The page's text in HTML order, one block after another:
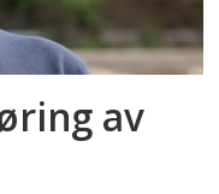
av